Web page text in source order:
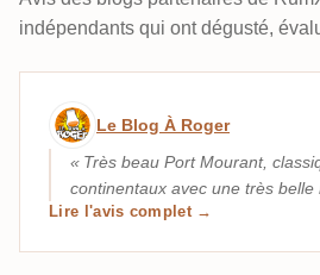
indépendants qui ont dégusté,
Avis d’expert par Le
Le Blog À Roger
Très beau Port Mourant,
continentaux avec une très belle
Lire l'avis complet →